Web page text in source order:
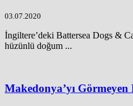
03.07.2020
İngiltere’deki Battersea Dogs &
hüzünlü doğum ...
Makedonya’yı Görmeyen